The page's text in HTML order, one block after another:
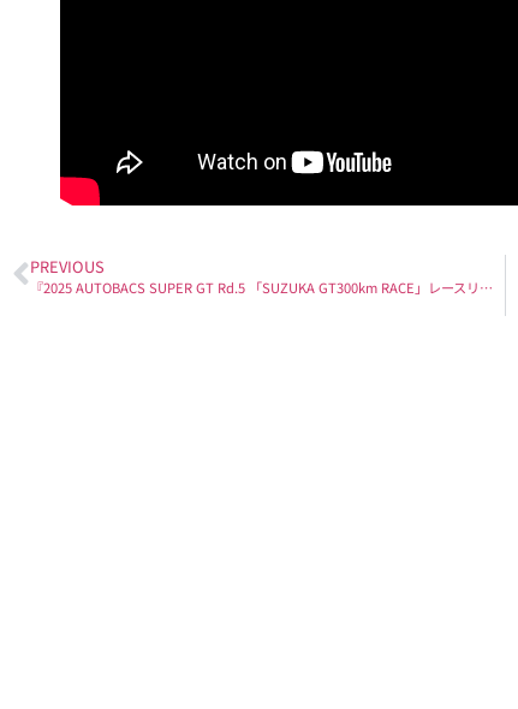
PREVIOUS
『2025 AUTOBACS SUPER GT Rd.5 「SUZUKA GT300km RACE​」レースリポート・フォトギャラリー更新！